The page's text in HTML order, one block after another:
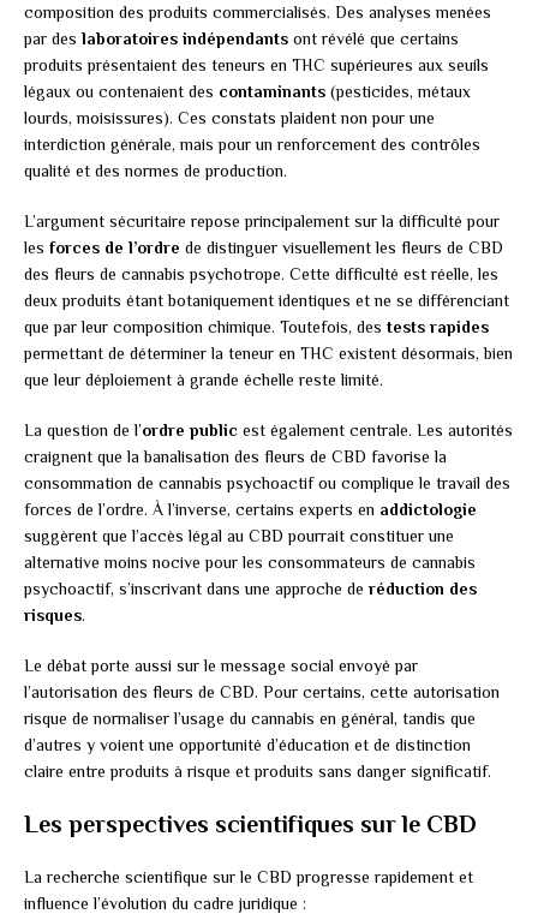
composition des produits commercialisés. Des analyses menées
par des laboratoires indépendants ont révélé que certains
produits présentaient des teneurs en THC supérieures aux seuils
légaux ou contenaient des contaminants (pesticides, métaux
lourds, moisissures). Ces constats plaident non pour une
interdiction générale, mais pour un renforcement des contrôles
qualité et des normes de production.
L’argument sécuritaire repose principalement sur la difficulté pour
les forces de l’ordre de distinguer visuellement les fleurs de CBD
des fleurs de cannabis psychotrope. Cette difficulté est réelle, les
deux produits étant botaniquement identiques et ne se différenciant
que par leur composition chimique. Toutefois, des tests rapides
permettant de déterminer la teneur en THC existent désormais, bien
que leur déploiement à grande échelle reste limité.
La question de l’ordre public est également centrale. Les autorités
craignent que la banalisation des fleurs de CBD favorise la
consommation de cannabis psychoactif ou complique le travail des
forces de l’ordre. À l’inverse, certains experts en addictologie
suggèrent que l’accès légal au CBD pourrait constituer une
alternative moins nocive pour les consommateurs de cannabis
psychoactif, s’inscrivant dans une approche de réduction des
risques.
Le débat porte aussi sur le message social envoyé par
l’autorisation des fleurs de CBD. Pour certains, cette autorisation
risque de normaliser l’usage du cannabis en général, tandis que
d’autres y voient une opportunité d’éducation et de distinction
claire entre produits à risque et produits sans danger significatif.
Les perspectives scientifiques sur le CBD
La recherche scientifique sur le CBD progresse rapidement et
influence l’évolution du cadre juridique :